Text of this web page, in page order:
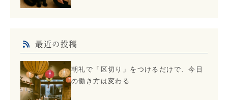
最近の投稿
朝礼で「区切り」をつけるだけで、今日
の働き方は変わる